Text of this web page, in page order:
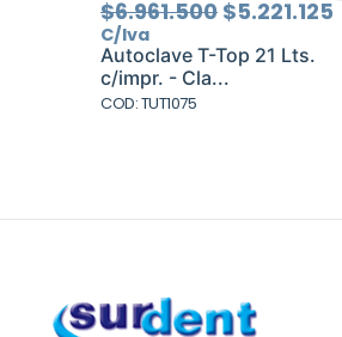
$6.961.500 El
precio
original
era:
$5.221.125
C/Iva
Autoclave T-Top 21 Lts.
c/impr. - Cla...
COD: TUT1075